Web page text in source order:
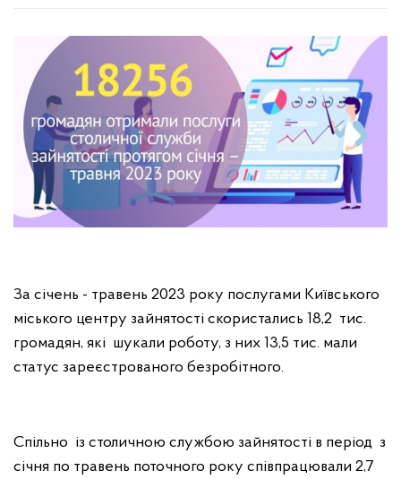
За січень - травень 2023 року послугами Київського
міського центру зайнятості скористались 18,2 тис.
громадян, які шукали роботу, з них 13,5 тис. мали
статус зареєстрованого безробітного.
Спільно із столичною службою зайнятості в період з
січня по травень поточного року співпрацювали 2,7